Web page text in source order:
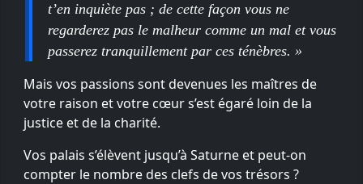
t’en inquiète pas ; de cette façon vous ne
regarderez pas le malheur comme un mal et vous
passerez tranquillement par ces ténèbres. »
Mais vos passions sont devenues les maîtres de
votre raison et votre cœur s’est égaré loin de la
justice et de la charité.
Vos palais s’élèvent jusqu’à Saturne et peut-on
compter le nombre des clefs de vos trésors ?